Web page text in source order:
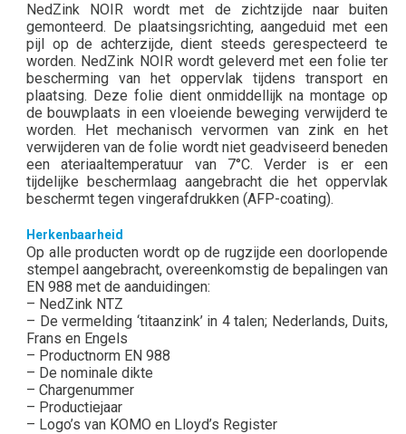
NedZink NOIR wordt met de zichtzijde naar buiten
gemonteerd. De plaatsingsrichting, aangeduid met een
pijl op de achterzijde, dient steeds gerespecteerd te
worden. NedZink NOIR wordt geleverd met een folie ter
bescherming van het oppervlak tijdens transport en
plaatsing. Deze folie dient onmiddellijk na montage op
de bouwplaats in een vloeiende beweging verwijderd te
worden. Het mechanisch vervormen van zink en het
verwijderen van de folie wordt niet geadviseerd beneden
een ateriaaltemperatuur van 7°C. Verder is er een
tijdelijke beschermlaag aangebracht die het oppervlak
beschermt tegen vingerafdrukken (AFP-coating).
Herkenbaarheid
Op alle producten wordt op de rugzijde een doorlopende
stempel aangebracht, overeenkomstig de bepalingen van
EN 988 met de aanduidingen:
– NedZink NTZ
– De vermelding ‘titaanzink’ in 4 talen; Nederlands, Duits,
Frans en Engels
– Productnorm EN 988
– De nominale dikte
– Chargenummer
– Productiejaar
– Logo’s van KOMO en Lloyd’s Register